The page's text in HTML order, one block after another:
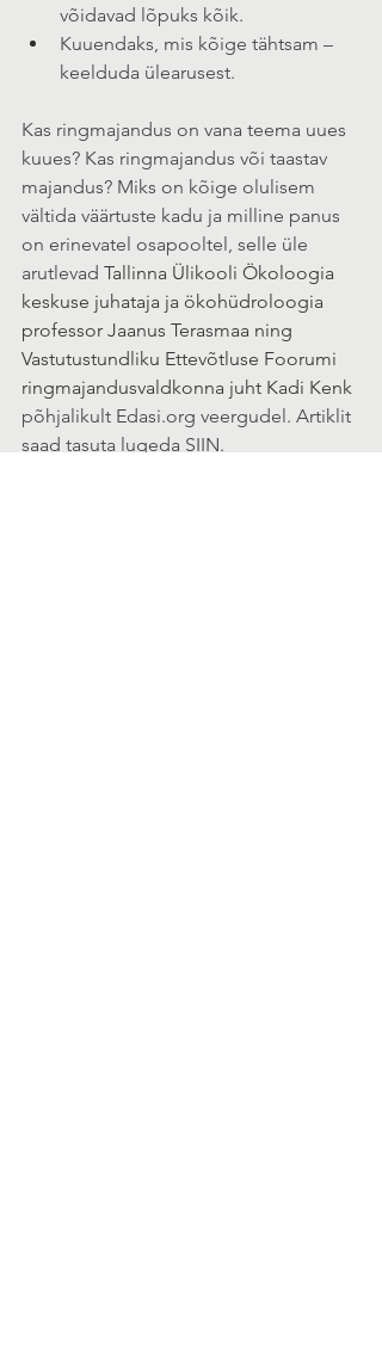
võidavad lõpuks kõik.
Kuuendaks, mis kõige tähtsam –
keelduda ülearusest.
Kas ringmajandus on vana teema uues
kuues? Kas ringmajandus või taastav
majandus? Miks on kõige olulisem
vältida väärtuste kadu ja milline panus
on erinevatel osapooltel, selle üle
arutlevad Tallinna Ülikooli Ökoloogia
keskuse juhataja ja ökohüdroloogia
professor Jaanus Terasmaa ning
Vastutustundliku Ettevõtluse Foorumi
ringmajandusvaldkonna juht Kadi Kenk
põhjalikult Edasi.org veergudel. Artiklit
saad tasuta lugeda SIIN.